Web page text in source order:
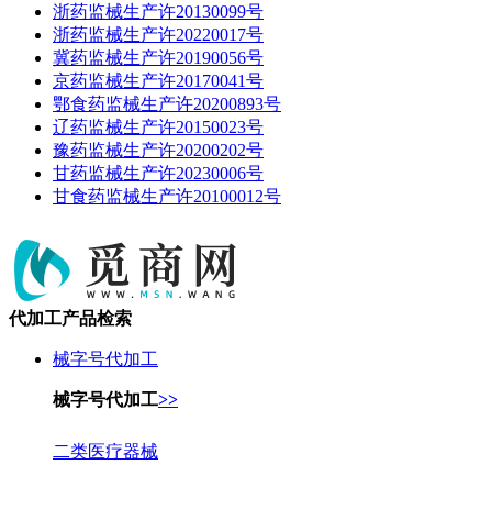
浙药监械生产许20130099号
浙药监械生产许20220017号
冀药监械生产许20190056号
京药监械生产许20170041号
鄂食药监械生产许20200893号
辽药监械生产许20150023号
豫药监械生产许20200202号
甘药监械生产许20230006号
甘食药监械生产许20100012号
代加工产品检索
械字号代加工
械字号代加工>>
二类医疗器械